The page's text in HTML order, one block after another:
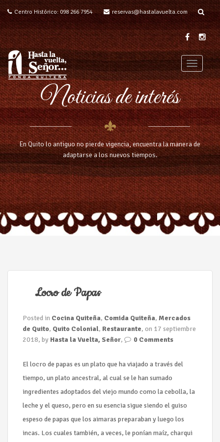
Centro Histórico: 098 266 7954 reservas@hastalavuelta.com
T
o
g
g
l
e
n
a
v
g
a
t
i
o
n
Noticias de interés
En Quito lo antiguo no pierde vigencia, encuentra la manera de
adaptarse a los nuevos tiempos.
Locro de Papas
Posted in Cocina Quiteña, Comida Quiteña, Mercados
de Quito, Quito Colonial, Restaurante, on 17 septiembre
2018, by Hasta la Vuelta, Señor, 0 Comments
El locro de papas es un plato que ha viajado a través del
tiempo, un plato ancestral, al cual se le han sumado
ingredientes adoptados del viejo mundo como la cebolla, la
leche y el queso, pero en su esencia sigue siendo el guiso
espeso de papas que los aimaras preparaban y luego los
incas. Los cuales también, a veces, le ponían maíz, charqui